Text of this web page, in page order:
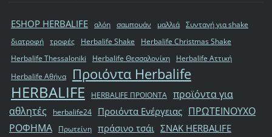
ESHOP HERBALIFE αλόη σαμπουάν μαλλιά Συνταγή για shake
διατροφή τροφές Herbalife Shake
Herbalife Christmas Shake
Herbalife Thessaloniki
Herbalife Θεσσαλονίκη
Herbalife Αττική
Herbalife Αθήνα
Προιόντα Herbalife
HERBALIFE HERBALIFE ΠΡΟΙΟΝΤΑ προϊόντα για
αθλητές
herbalife24 Προιόντα Ενέργειας ΠΡΩΤΕΙΝΟΥΧΟ
ΡΟΦΗΜΑ
Πρωτείνη πράσινο τσάι ΣΝΑΚ HERBALIFE